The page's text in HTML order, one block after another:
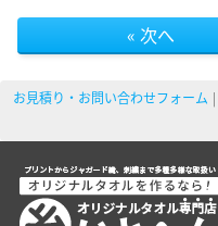
« 次へ
お見積り・お問い合わせフォーム